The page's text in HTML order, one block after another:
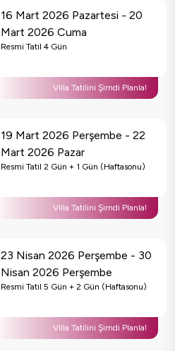
16 Mart 2026 Pazartesi - 20
Mart 2026 Cuma
Resmi Tatil 4Gün
Villa Tatilini Şimdi Planla!
19 Mart 2026 Perşembe - 22
Mart 2026 Pazar
Resmi Tatil 2Gün + 1 Gün (Haftasonu)
Villa Tatilini Şimdi Planla!
23 Nisan 2026 Perşembe - 30
Nisan 2026 Perşembe
Resmi Tatil 5 Gün + 2 Gün (Haftasonu)
Villa Tatilini Şimdi Planla!